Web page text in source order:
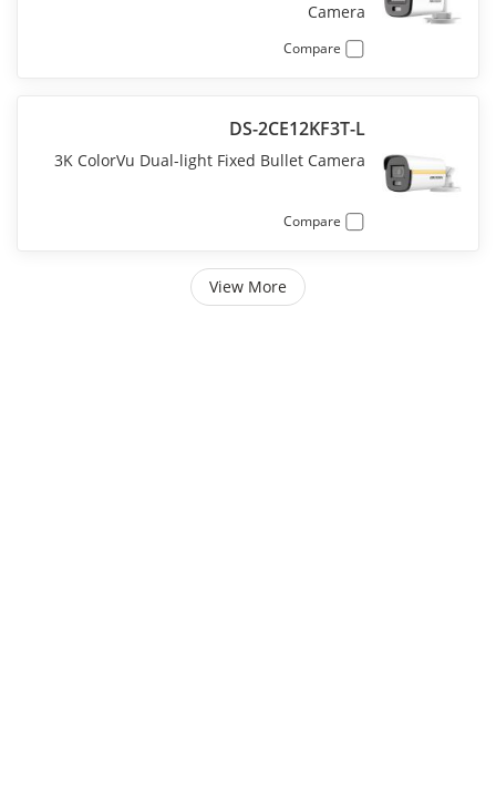
Camera
Compare
DS-2CE12KF3T-L
3K ColorVu Dual-light Fixed Bullet Camera
Compare
View More